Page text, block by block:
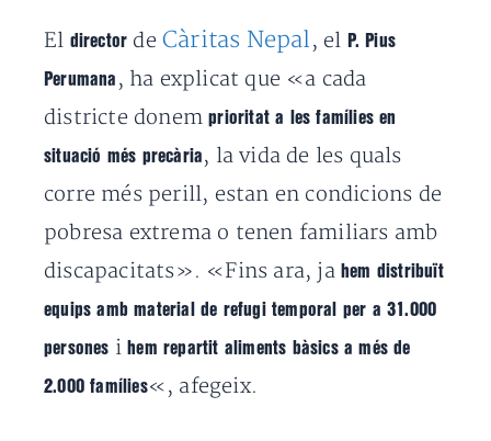
El director deCàritas Nepal, el P. Pius
Perumana , ha explicat que «a cada
districte donemprioritat a les famílies en
situació més precària , la vida de les quals
corre més perill, estan en condicions de
pobresa extrema o tenen familiars amb
discapacitats». «Fins ara, ja hem distribuït
equips amb material de refugi temporal per a 31.000
persones ihem repartit aliments bàsics a més de
2.000 famílies«, afegeix.